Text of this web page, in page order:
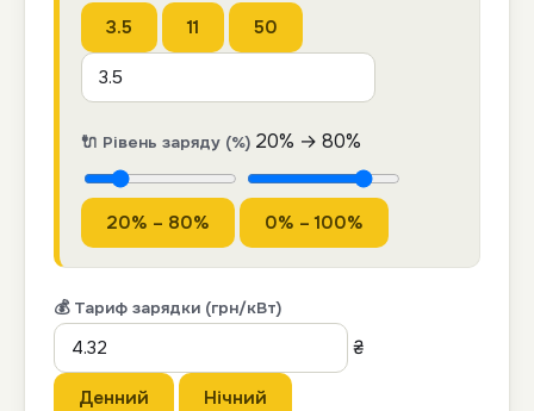
3.5 11 50
🔌 Рівень заряду (%) 20% → 80%
20% – 80% 0% – 100%
💰 Тариф зарядки (грн/кВт)
₴
Денний Нічний